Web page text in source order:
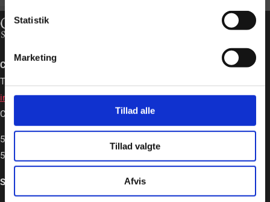
Statistik
Marketing
Tillad alle
Tillad valgte
Afvis
Charlotte Schou – Strip og Event
Tlf. +45 20362663
info@charlotteschou.dk
CVR: 31814642
5,0
5,0 out of 5 stars (based on 19 reviews)
Strip & Event